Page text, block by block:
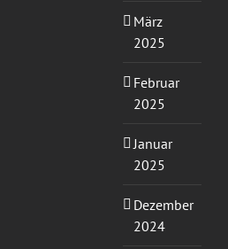
März
2025
Februar
2025
Januar
2025
Dezember
2024